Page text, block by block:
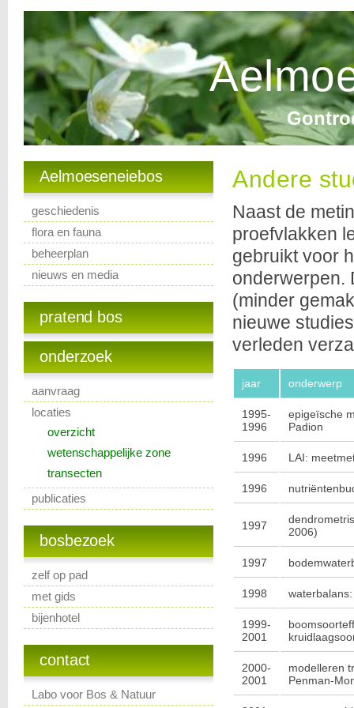
Andere
Naast de
proefvlakken
gebruikt voor
onderwerpen.
(minder
nieuwe
verleden
jaar onderwerp
1995-
1996
epigeïsche
Padion
1996 LAI:
1996
1997
2006)
1997
1998
1999-
2001
2000-
2001
modelleren
Penman-
Aelmoeseneiebos
geschiedenis
flora en fauna
beheerplan
nieuws en media
pratend bos
onderzoek
aanvraag
locaties
overzicht
wetenschappelijke zone
transecten
publicaties
bosbezoek
zelf op pad
met gids
bijenhotel
contact
Labo voor Bos & Natuur